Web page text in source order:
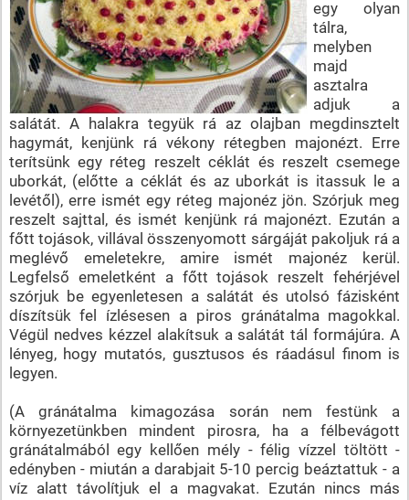
egy olyan
tálra,
melyben
majd
asztalra
adjuk a
salátát. A halakra tegyük rá az olajban megdinsztelt
hagymát, kenjünk rá vékony rétegben majonézt. Erre
terítsünk egy réteg reszelt céklát és reszelt csemege
uborkát, (előtte a céklát és az uborkát is itassuk le a
levétől), erre ismét egy réteg majonéz jön. Szórjuk meg
reszelt sajttal, és ismét kenjünk rá majonézt. Ezután a
főtt tojások, villával összenyomott sárgáját pakoljuk rá a
meglévő emeletekre, amire ismét majonéz kerül.
Legfelső emeletként a főtt tojások reszelt fehérjével
szórjuk be egyenletesen a salátát és utolsó fázisként
díszítsük fel ízlésesen a piros gránátalma magokkal.
Végül nedves kézzel alakítsuk a salátát tál formájúra. A
lényeg, hogy mutatós, gusztusos és ráadásul finom is
legyen.
(A gránátalma kimagozása során nem festünk a
környezetünkben mindent pirosra, ha a félbevágott
gránátalmából egy kellően mély - félig vízzel töltött -
edényben - miután a darabjait 5-10 percig beáztattuk - a
víz alatt távolítjuk el a magvakat. Ezután nincs más